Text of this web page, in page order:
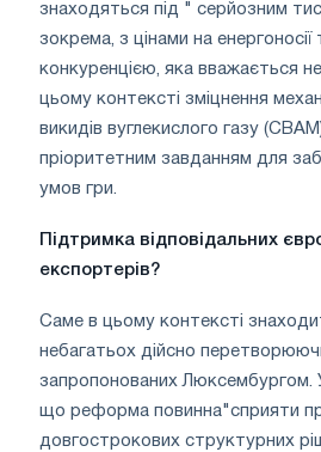
знаходяться під " серйозним
зокрема, з цінами на
конкуренцією, яка вважається
цьому контексті зміцнення
викидів вуглекислого газу
пріоритетним завданням для
умов гри.
Підтримка відповідальних
експортерів?
Саме в цьому контексті
небагатьох дійсно
запропонованих Люксембургом.
що реформа повинна"сприяти
довгострокових структурних